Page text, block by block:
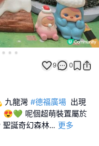
9 0
九龍灣 #德福廣場 出現
😍💚 呢個超萌裝置屬於
聖誕奇幻森林... 更多